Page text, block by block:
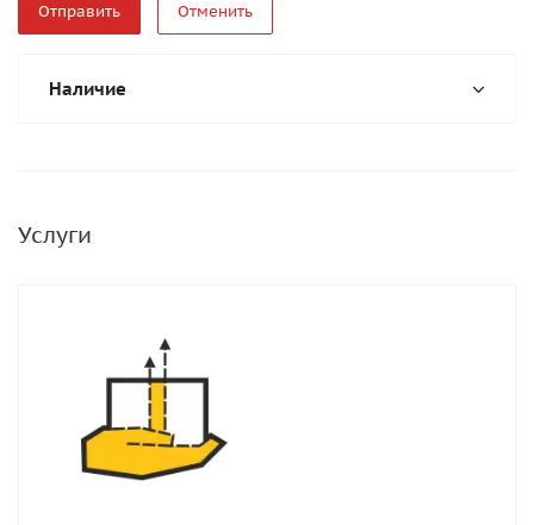
Отменить
Наличие
Услуги